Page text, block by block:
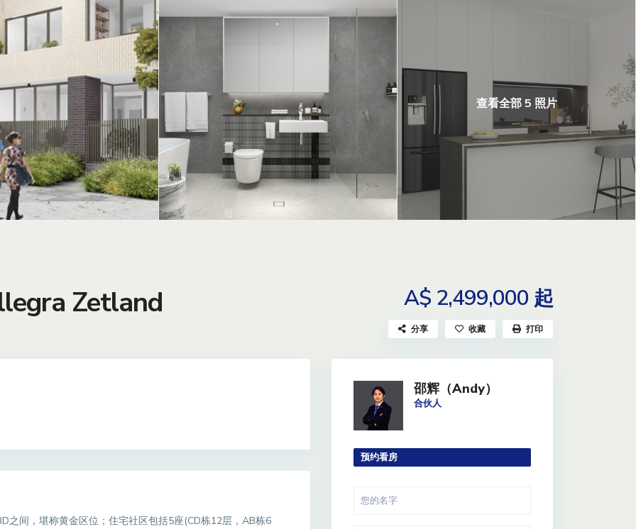
查看全部 5 照片
Zetland A$ 2,499,000 起
分享 收藏 打印
间，堪称黄金区位；住宅社区包括5座(CD栋12层，AB栋6
邵辉（Andy）
合伙人
预约看房